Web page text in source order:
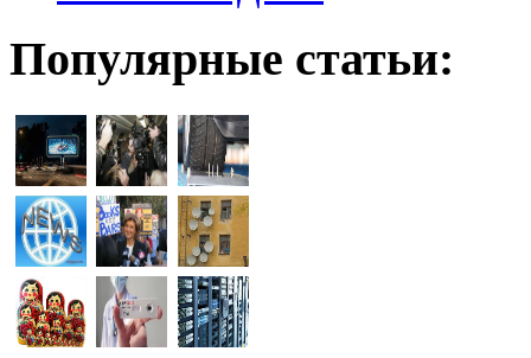
Популярные статьи: